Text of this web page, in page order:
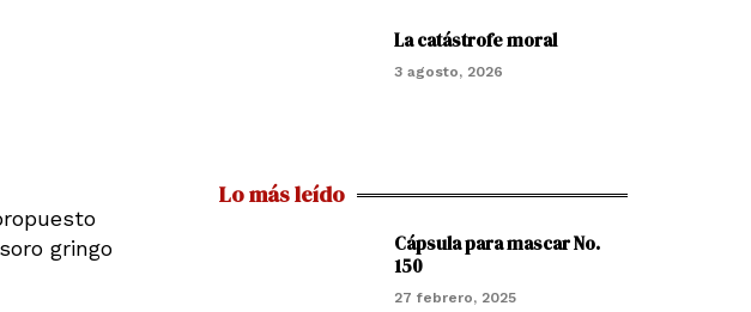
gringo
La catástrofe moral
3 agosto, 2026
Lo más leído
Cápsula para mascar No.
150
27 febrero, 2025